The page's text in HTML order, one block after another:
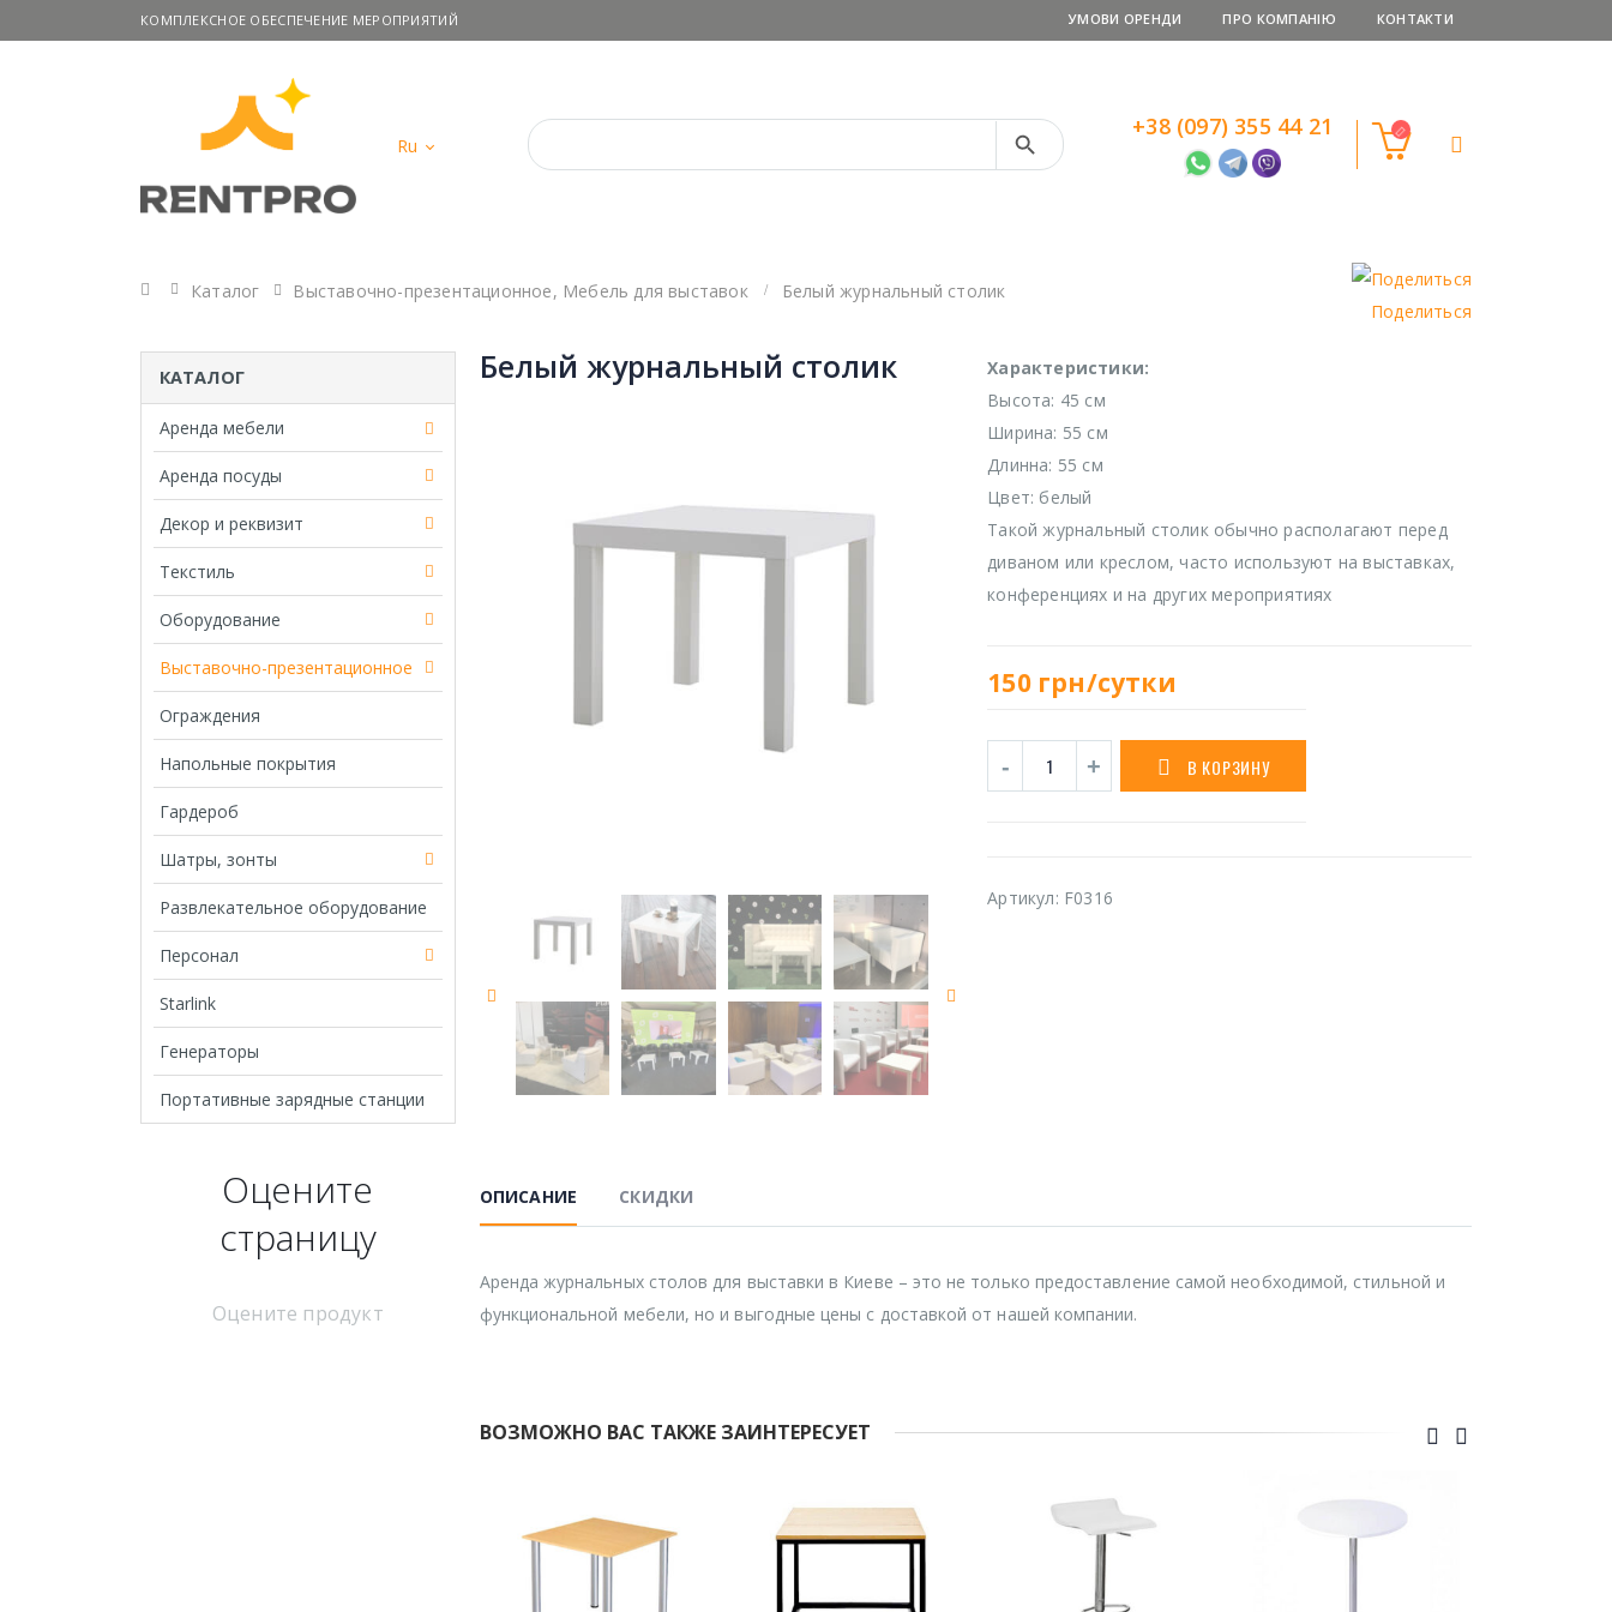
КОМПЛЕКСНОЕ ОБЕСПЕЧЕНИЕ МЕРОПРИЯТИЙ УМОВИ ОРЕНДИ ПРО КОМПАНІЮ КОНТАКТИ
Ru
Search Button +38 (097) 355 44 21
Главная
Каталог Выставочно-презентационное, Мебель для выставок
Белый журнальный столик
Поделиться
Белый журнальный столик
Характеристики:
Высота: 45 см
Ширина: 55 см
Длинна: 55 см
Цвет: белый
Такой журнальный столик обычно располагают перед
диваном или креслом, часто используют на выставках,
конференциях и на других мероприятиях
150 грн/сутки
В КОРЗИНУ
Артикул: F0316
ОПИСАНИЕ СКИДКИ
Аренда журнальных столов для выставки в Киеве – это не только предоставление самой необходимой, стильной и
функциональной мебели, но и выгодные цены с доставкой от нашей компании.
ВОЗМОЖНО ВАС ТАКЖЕ ЗАИНТЕРЕСУЕТ
КАТАЛОГ
Аренда мебели
Аренда посуды
Декор и реквизит
Текстиль
Оборудование
Выставочно-презентационное
Ограждения
Напольные покрытия
Гардероб
Шатры, зонты
Развлекательное оборудование
Персонал
Starlink
Генераторы
Портативные зарядные станции
Оцените
страницу
Оцените продукт